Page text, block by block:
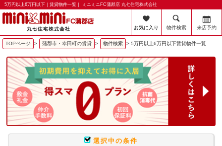
5万円以上6万円以下｜賃貸物件一覧｜ ミニミニFC蒲郡店 丸七住宅株式会社
お気に入り 物件検索 来店予約
TOPページ > 蒲郡市・幸田町の賃貸 > 物件検索 > 5万円以上6万円以下賃貸物件一覧
選択中の条件